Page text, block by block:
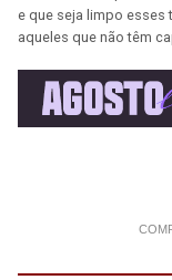
e que seja limpo esses
aqueles que não têm